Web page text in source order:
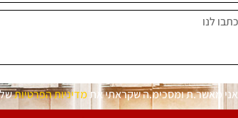
אני מאשר.ת ומסכימ.ה שקראתי את מדיניות הפרטיות